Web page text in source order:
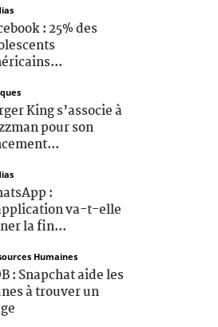
: 25% des
King s’associe à
pour son
:
va-t-elle
la fin...
Humaines
: Snapchat aide les
à trouver un